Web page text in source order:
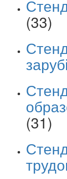
(33)
(31)